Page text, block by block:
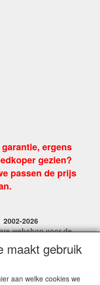
ergens
gezien?
passen de prijs
2026
webshop voor de
Copyright by
or reproduced without
maakt gebruik
aan welke cookies we